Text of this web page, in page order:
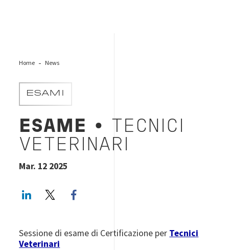
Home News
ESAMI
ESAME
• TECNICI
VETERINARI
Mar. 12 2025
LinkedInTwitter
Sessione di esame di Certificazione per Tecnici
Veterinari